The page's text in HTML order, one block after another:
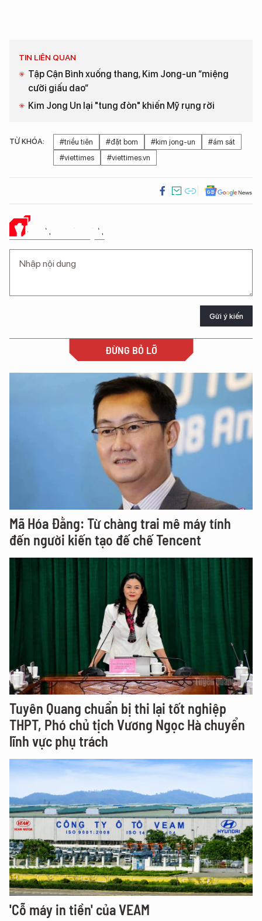
TIN LIÊN QUAN
Tập Cận Bình xuống thang, Kim Jong-un “miệng
cười giấu dao“
Kim Jong Un lại "tung đòn" khiến Mỹ rụng rời
TỪ KHÓA: #triều tiên #đặt bom #kim jong-un
#ám sát
#viettimes
#viettimes.vn
Ý KIẾN CỦA BẠN
Gửi ý kiến
ĐỪNG BỎ LỠ
Mã Hóa Đằng: Từ chàng trai mê máy tính
đến người kiến tạo đế chế Tencent
Tuyên Quang chuẩn bị thi lại tốt nghiệp
THPT, Phó chủ tịch Vương Ngọc Hà chuyển
lĩnh vực phụ trách
'Cỗ máy in tiền' của VEAM